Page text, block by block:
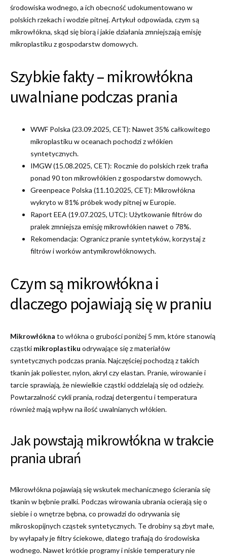
środowiska wodnego, a ich obecność udokumentowano w
polskich rzekach i wodzie pitnej. Artykuł odpowiada, czym są
mikrowłókna, skąd się biorą i jakie działania zmniejszają emisję
mikroplastiku z gospodarstw domowych.
Szybkie fakty – mikrowłókna
uwalniane podczas prania
WWF Polska (23.09.2025, CET): Nawet 35% całkowitego
mikroplastiku w oceanach pochodzi z włókien
syntetycznych.
IMGW (15.08.2025, CET): Rocznie do polskich rzek trafia
ponad 90 ton mikrowłókien z gospodarstw domowych.
Greenpeace Polska (11.10.2025, CET): Mikrowłókna
wykryto w 81% próbek wody pitnej w Europie.
Raport EEA (19.07.2025, UTC): Użytkowanie filtrów do
pralek zmniejsza emisję mikrowłókien nawet o 78%.
Rekomendacja: Ogranicz pranie syntetyków, korzystaj z
filtrów i worków antymikrowłóknowych.
Czym są mikrowłókna i
dlaczego pojawiają się w praniu
Mikrowłókna to włókna o grubości poniżej 5 mm, które stanowią
cząstki mikroplastiku odrywające się z materiałów
syntetycznych podczas prania. Najczęściej pochodzą z takich
tkanin jak poliester, nylon, akryl czy elastan. Pranie, wirowanie i
tarcie sprawiają, że niewielkie cząstki oddzielają się od odzieży.
Powtarzalność cykli prania, rodzaj detergentu i temperatura
również mają wpływ na ilość uwalnianych włókien.
Jak powstają mikrowłókna w trakcie
prania ubrań
Mikrowłókna pojawiają się wskutek mechanicznego ścierania się
tkanin w bębnie pralki. Podczas wirowania ubrania ocierają się o
siebie i o wnętrze bębna, co prowadzi do odrywania się
mikroskopijnych cząstek syntetycznych. Te drobiny są zbyt małe,
by wyłapały je filtry ściekowe, dlatego trafiają do środowiska
wodnego. Nawet krótkie programy i niskie temperatury nie